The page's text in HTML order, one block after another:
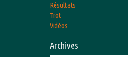
Résultats
Trot
Vidéos
Archives